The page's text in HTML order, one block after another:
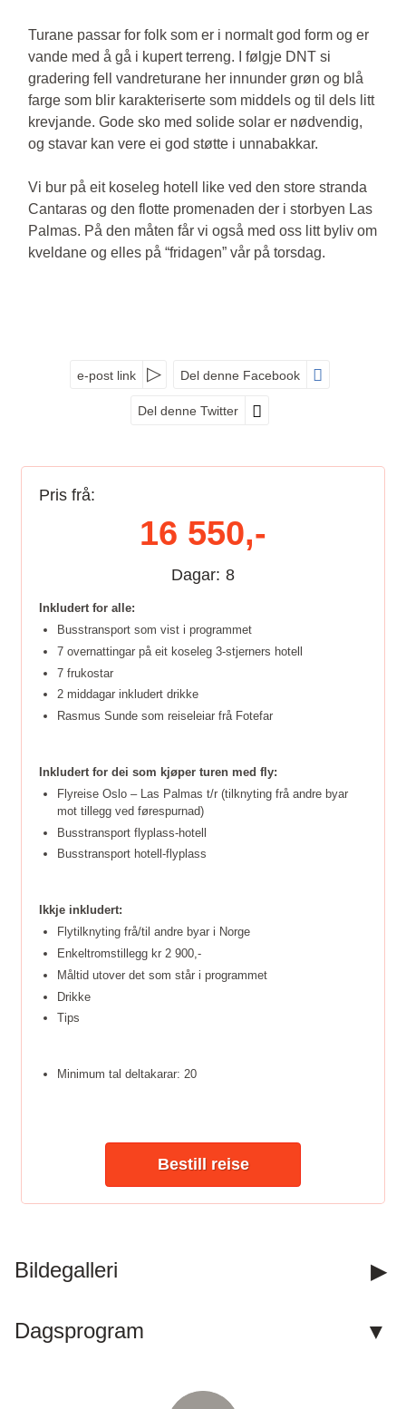
Turane passar for folk som er i normalt god form og er
vande med å gå i kupert terreng. I følgje DNT si
gradering fell vandreturane her innunder grøn og blå
farge som blir karakteriserte som middels og til dels litt
krevjande. Gode sko med solide solar er nødvendig,
og stavar kan vere ei god støtte i unnabakkar.
Vi bur på eit koseleg hotell like ved den store stranda
Cantaras og den flotte promenaden der i storbyen Las
Palmas. På den måten får vi også med oss litt byliv om
kveldane og elles på “fridagen” vår på torsdag.
e-post link Del denne Facebook
Del denne Twitter
Pris frå:
16 550,-
Dagar: 8
Inkludert for alle:
Busstransport som vist i programmet
7 overnattingar på eit koseleg 3-stjerners hotell
7 frukostar
2 middagar inkludert drikke
Rasmus Sunde som reiseleiar frå Fotefar
Inkludert for dei som kjøper turen med fly:
Flyreise Oslo – Las Palmas t/r (tilknyting frå andre byar
mot tillegg ved førespurnad)
Busstransport flyplass-hotell
Busstransport hotell-flyplass
Ikkje inkludert:
Flytilknyting frå/til andre byar i Norge
Enkeltromstillegg kr 2 900,-
Måltid utover det som står i programmet
Drikke
Tips
Minimum tal deltakarar: 20
Bestill reise
Bildegalleri
Dagsprogram